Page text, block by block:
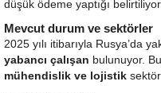
düşük ödeme yaptığı
Mevcut durum ve sektörler
2025 yılı itibarıyla Rusya’da
yabancı çalışan bulunuyor.
mühendislik ve lojistik